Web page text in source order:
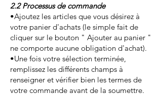
2.2 Processus de commande
•Ajoutez les articles que vous désirez à
votre panier d'achats (le simple fait de
cliquer sur le bouton " Ajouter au panier "
ne comporte aucune obligation d'achat).
•Une fois votre sélection terminée,
remplissez les différents champs à
renseigner et vérifier bien les termes de
votre commande avant de la soumettre.